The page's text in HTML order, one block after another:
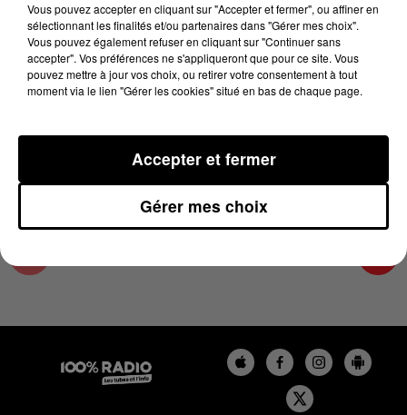
27 juin 2025 - 4 min 14 sec
LES INFOS DU COMMINGES DU 27/06/2025 À
08H59
Podcast infos du Comminges
Vous pouvez accepter en cliquant sur "Accepter et fermer", ou affiner en
sélectionnant les finalités et/ou partenaires dans "Gérer mes choix".
Vous pouvez également refuser en cliquant sur "Continuer sans
accepter". Vos préférences ne s'appliqueront que pour ce site. Vous
pouvez mettre à jour vos choix, ou retirer votre consentement à tout
moment via le lien "Gérer les cookies" situé en bas de chaque page.
Gérer mes choix
Accepter et fermer